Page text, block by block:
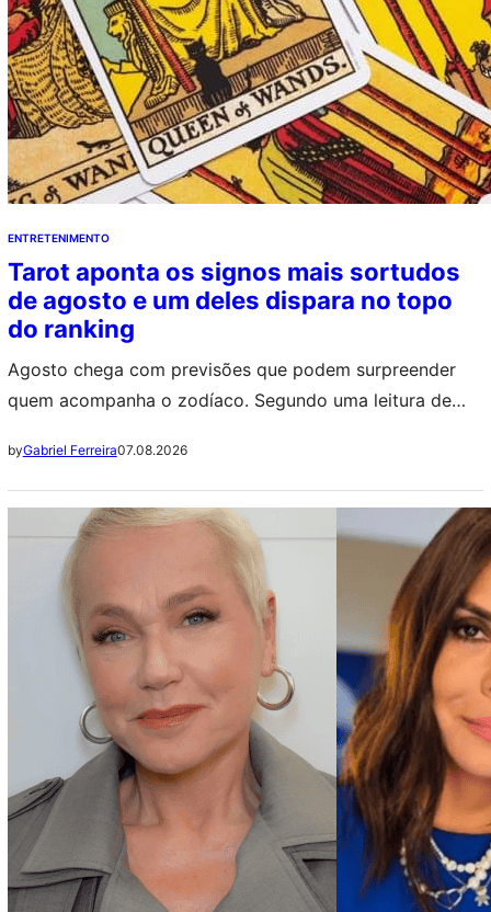
ENTRETENIMENTO
Tarot aponta os signos mais sortudos
de agosto e um deles dispara no topo
do ranking
Agosto chega com previsões que podem surpreender
quem acompanha o zodíaco. Segundo uma leitura de
liderança, seguido por Capricórnio e Escorpião. Para os
aquarianos, o Oito de Paus indica rapidez,
oportunidades inesperadas e situações que podem
finalmente destravar depois de um longo período de
espera. ++Segurança entediado…
byGabriel Ferreira07.08.2026